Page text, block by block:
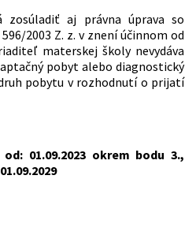
zosúladiť aj právna úprava so
2003 Z. z. v znení účinnom od
materskej školy nevydáva
pobyt alebo diagnostický
pobytu v rozhodnutí o prijatí
01.09.2023 okrem bodu 3.,